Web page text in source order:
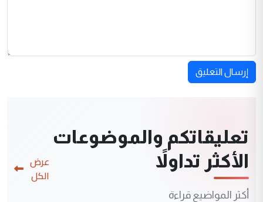
إرسال التعليق
تعليقاتكم والموضوعات
الأكثر تداولاً
أكثر المواضيع قراءة
عرض
الكل